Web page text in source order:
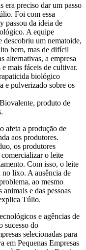
era preciso dar um passo
Foi com essa
passou da ideia de
A equipe
descobriu um nematoide,
bem, mas de difícil
alternativas, a empresa
mais fáceis de cultivar.
biológico
e pulverizado sobre os
produto de
afeta a produção de
aos produtores.
os produtores
comercializar o leite
Com isso, o leite
no lixo. A ausência de
ao mesmo
e das pessoas
Túlio.
e agências de
sucesso do
selecionadas para
em Pequenas Empresas